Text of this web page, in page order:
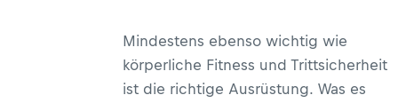
Mindestens ebenso wichtig wie
körperliche Fitness und Trittsicherheit
ist die richtige Ausrüstung. Was es